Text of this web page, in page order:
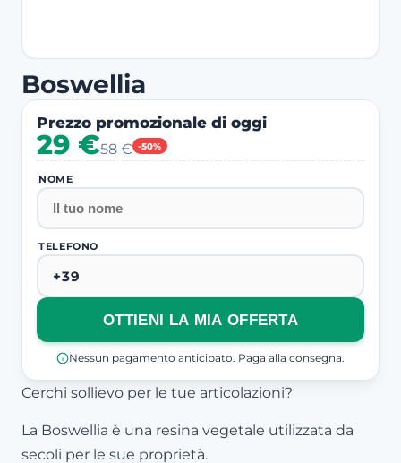
Boswellia
Prezzo promozionale di oggi
-50%
29 €58 €
NOME
TELEFONO
OTTIENI LA MIA OFFERTA
Nessun pagamento anticipato. Paga alla consegna.
Cerchi sollievo per le tue articolazioni?
La Boswellia è una resina vegetale utilizzata da
secoli per le sue proprietà.